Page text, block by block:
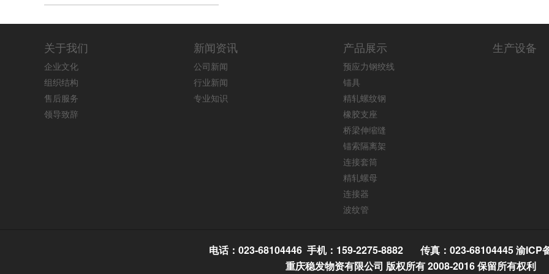
关于我们
企业文化
组织结构
售后服务
领导致辞
新闻资讯
公司新闻
行业新闻
专业知识
产品展示
预应力钢绞线
锚具
精轧螺纹钢
橡胶支座
桥梁伸缩缝
锚索隔离架
连接套筒
精轧螺母
连接器
波纹管
生产设备
电话：023-68104446 手机：159-2275-8882 传真：023-68104445渝ICP
重庆稳发物资有限公司 版权所有 2008-2016 保留所有权利